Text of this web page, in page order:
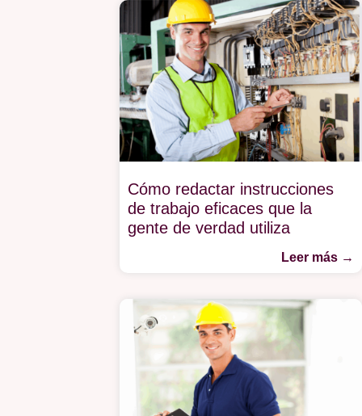
Cómo redactar instrucciones
de trabajo eficaces que la
gente de verdad utiliza
Leer más →